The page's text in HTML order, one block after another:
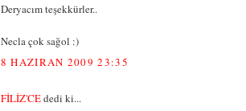
Deryacım teşekkürler..
Necla çok sağol :)
8 HAZIRAN 2009 23:35
FİLİZ'CEdedi ki...